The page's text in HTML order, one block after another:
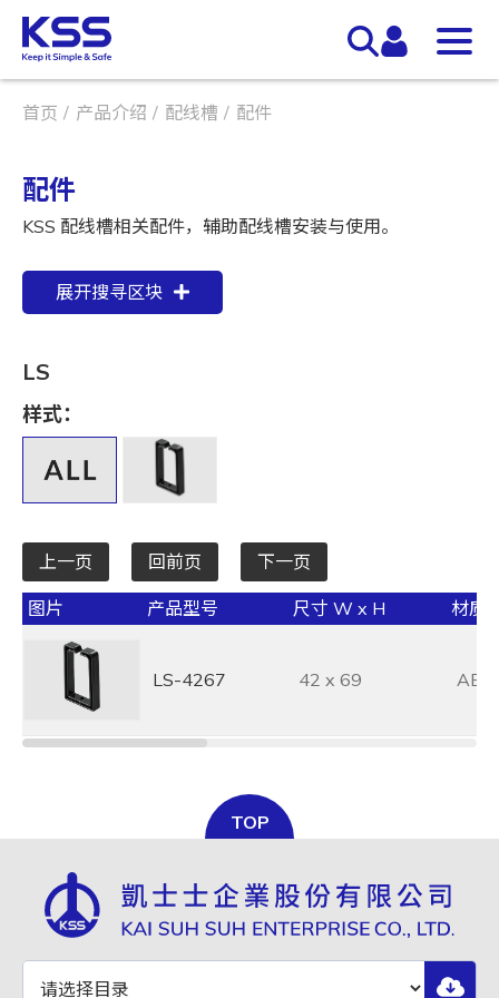
首页 产品介绍 配线槽 配件
配件
KSS 配线槽相关配件，辅助配线槽安装与使用。
展开搜寻区块
LS
样式：
上一页 回前页 下一页
图片 产品型号 尺寸 W x H 材质
LS-4267 42 x 69 ABS
TOP